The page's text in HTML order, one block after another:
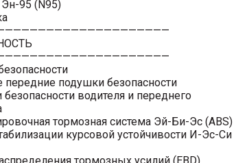
95 (N95)
подушки безопасности
водителя и переднего
тормозная система Эй-Би-Эс (ABS)
курсовой устойчивости И-Эс-Си